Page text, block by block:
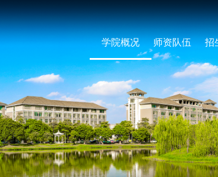
学院概况 师资队伍 招